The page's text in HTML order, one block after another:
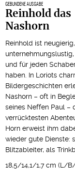
GEBUNDENE AUSGABE
Reinhold das
Nashorn
Reinhold ist neugierig,
und für jeden
haben. In Loriots
Bildergeschichten
Nashorn – oft in
seines Neffen Paul –
verrücktesten
Horn erweist ihm
wieder gute Dienste:
Blitzableiter, als
18,5/14,1/1,7 cm (L/